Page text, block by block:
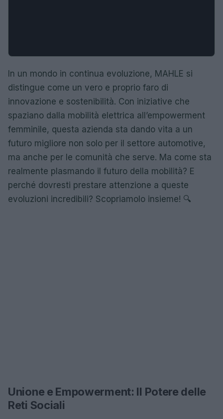
In un mondo in continua evoluzione, MAHLE si
distingue come un vero e proprio faro di
innovazione e sostenibilità. Con iniziative che
spaziano dalla mobilità elettrica all’empowerment
femminile, questa azienda sta dando vita a un
futuro migliore non solo per il settore automotive,
ma anche per le comunità che serve. Ma come sta
realmente plasmando il futuro della mobilità? E
perché dovresti prestare attenzione a queste
evoluzioni incredibili? Scopriamolo insieme! 🔍
Unione e Empowerment: Il Potere delle
Reti Sociali